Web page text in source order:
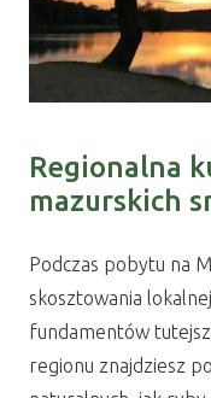
Regionalna
mazurskich
Podczas pobytu na
skosztowania
fundamentów
regionu znajdziesz